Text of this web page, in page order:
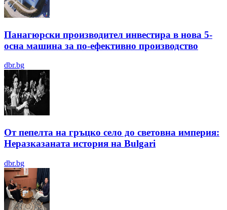
Панагюрски производител инвестира в нова 5-
осна машина за по-ефективно производство
dbr.bg
От пепелта на гръцко село до световна империя:
Неразказаната история на Bulgari
dbr.bg